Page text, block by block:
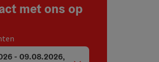
met ons op
- 09.08.2026,